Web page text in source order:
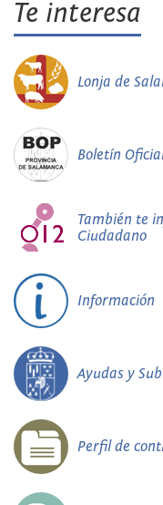
Te interesa
Lonja de
Boletín
También te
Ciudadano
Información
Ayudas y
Perfil de